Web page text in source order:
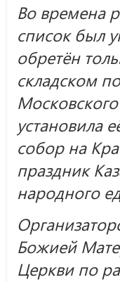
Во времена
список был
обретён
складском
установила
собор на
праздник
народного
Божией
Церкви по